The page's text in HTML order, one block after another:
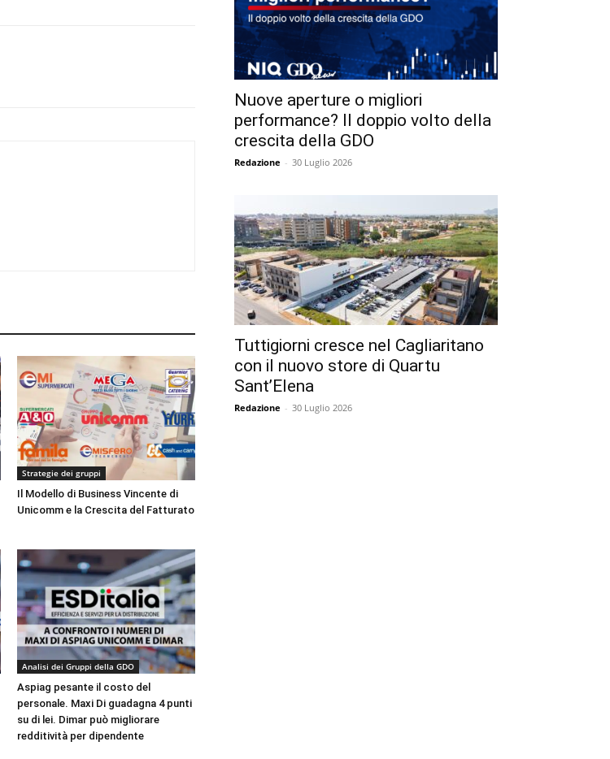
Strategie dei gruppi
Il Modello di Business Vincente di
Unicomm e la Crescita del Fatturato
Analisi dei Gruppi della GDO
Aspiag pesante il costo del
personale. Maxi Di guadagna 4 punti
su di lei. Dimar può migliorare
redditività per dipendente
Nuove aperture o migliori
performance? Il doppio volto della
crescita della GDO
Redazione - 30 Luglio 2026
Tuttigiorni cresce nel Cagliaritano
con il nuovo store di Quartu
Sant’Elena
Redazione - 30 Luglio 2026